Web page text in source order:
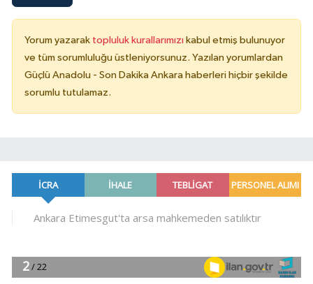
Yorum yazarak topluluk kurallarımızı kabul etmiş bulunuyor
ve tüm sorumluluğu üstleniyorsunuz. Yazılan yorumlardan
Güçlü Anadolu - Son Dakika Ankara haberleri hiçbir şekilde
sorumlu tutulamaz.